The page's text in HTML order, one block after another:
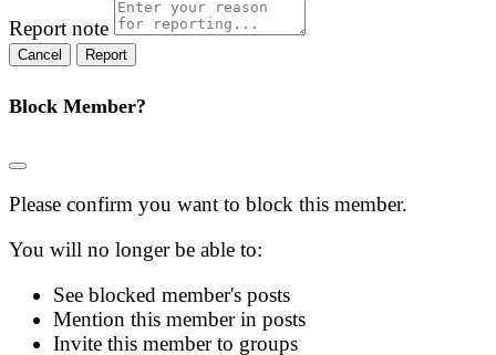
Report note
Report
Block Member?
Please confirm you want to block this member.
You will no longer be able to:
See blocked member's posts
Mention this member in posts
Invite this member to groups